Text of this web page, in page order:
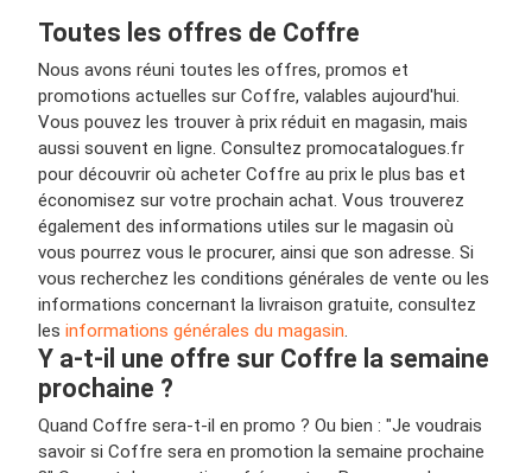
Toutes les offres de Coffre
Nous avons réuni toutes les offres, promos et
promotions actuelles sur Coffre, valables aujourd'hui.
Vous pouvez les trouver à prix réduit en magasin, mais
aussi souvent en ligne. Consultez promocatalogues.fr
pour découvrir où acheter Coffre au prix le plus bas et
économisez sur votre prochain achat. Vous trouverez
également des informations utiles sur le magasin où
vous pourrez vous le procurer, ainsi que son adresse. Si
vous recherchez les conditions générales de vente ou les
informations concernant la livraison gratuite, consultez
les informations générales du magasin
Y a-t-il une offre sur Coffre la semaine
prochaine ?
Quand Coffre sera-t-il en promo ? Ou bien : "Je voudrais
savoir si Coffre sera en promotion la semaine prochaine